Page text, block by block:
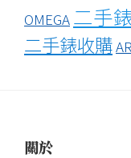
OMEGA 二手
二手錶收購
關於